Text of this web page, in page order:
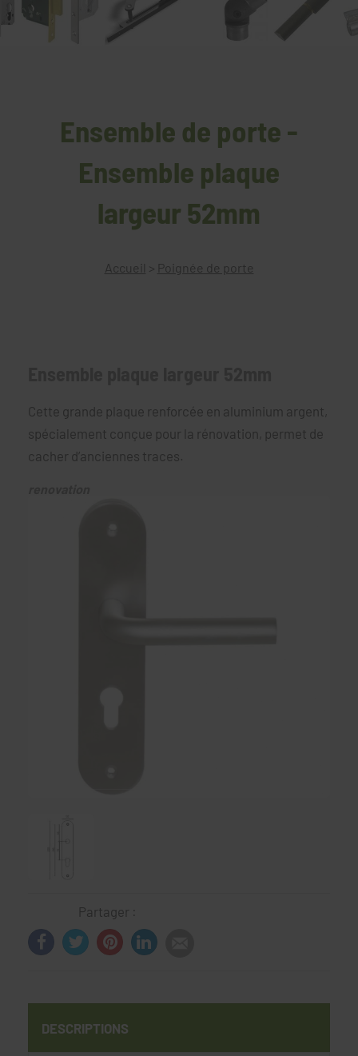
Ensemble de porte -
Ensemble plaque
largeur 52mm
Accueil > Poignée de porte
Cette grande plaque renforcée en aluminium argent,
spécialement conçue pour la rénovation, permet de
cacher d’anciennes traces.
Partager :
DESCRIPTIONS